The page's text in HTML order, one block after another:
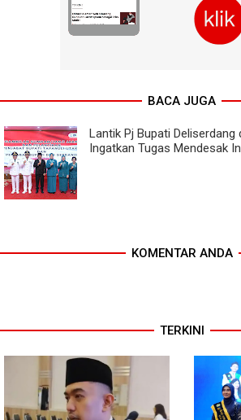
BACA JUGA
Lantik Pj Bupati Deliserdang
Ingatkan Tugas Mendesak
KOMENTAR ANDA
TERKINI